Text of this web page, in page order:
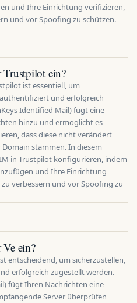
und Ihre Einrichtung verifizieren,
und vor Spoofing zu schützen.
ein?
ist essentiell, um
und erfolgreich
Identified Mail) fügt eine
hinzu und ermöglicht es
dass diese nicht verändert
stammen. In diesem
in Trustpilot konfigurieren, indem
und Ihre Einrichtung
verbessern und vor Spoofing zu
ein?
entscheidend, um sicherzustellen,
erfolgreich zugestellt werden.
fügt Ihren Nachrichten eine
Server überprüfen